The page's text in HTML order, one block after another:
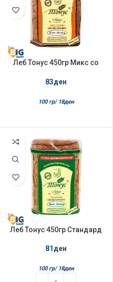
Леб Тонус 450гр Микс со
83ден
100 гр/ 18ден
Леб Тонус 450гр Стандард
81ден
100 гр/ 18ден